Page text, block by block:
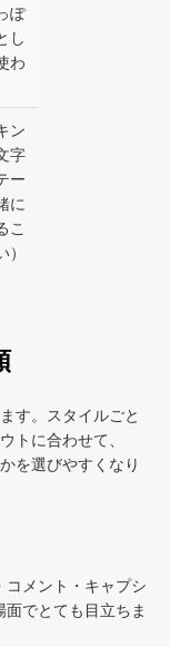
ぽ
し
わ
ン
字
ー
に
こ
す。スタイルごと
トに合わせて、
を選びやすくなり
メント・キャプシ
でとても目立ちま